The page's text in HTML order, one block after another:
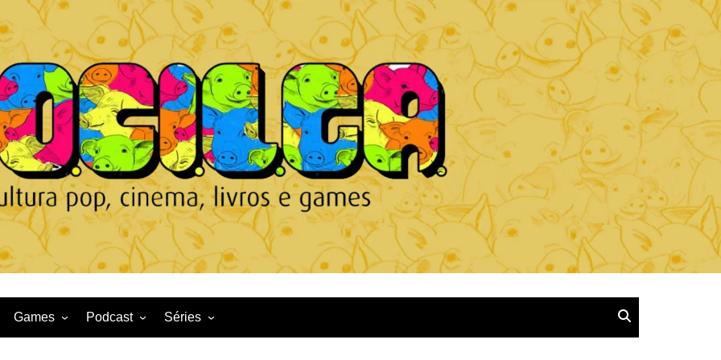
Games Podcast Séries